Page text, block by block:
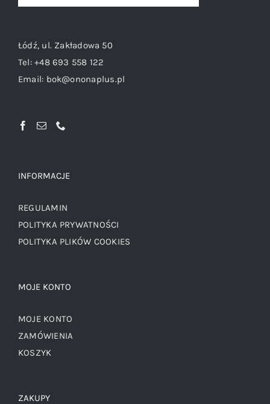
Łódź, ul. Zakładowa 50
Tel:+48 693 558 122
Email: bok@ononaplus.pl
INFORMACJE
REGULAMIN
POLITYKA PRYWATNOŚCI
POLITYKA PLIKÓW COOKIES
MOJE KONTO
MOJE KONTO
ZAMÓWIENIA
KOSZYK
ZAKUPY